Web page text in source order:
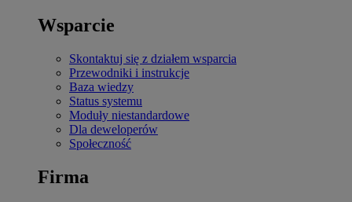
Wsparcie
Skontaktuj się z działem wsparcia
Przewodniki i instrukcje
Baza wiedzy
Status systemu
Moduły niestandardowe
Dla deweloperów
Społeczność
Firma